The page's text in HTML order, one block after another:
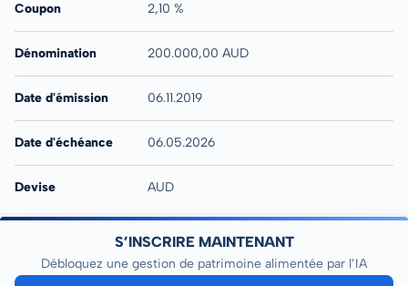
Coupon 2,10 %
Dénomination 200.000,00 AUD
Date d'émission 06.11.2019
Date d'échéance 06.05.2026
Devise AUD
S’INSCRIRE MAINTENANT
Débloquez une gestion de patrimoine alimentée par l’IA